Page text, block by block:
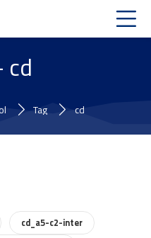
cd
Tag cd
cd_a5-c2-inter